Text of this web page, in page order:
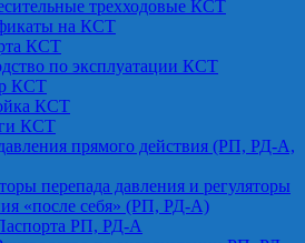
трехходовые КСТ
на КСТ
КСТ
по эксплуатации КСТ
КСТ
КСТ
КСТ
прямого действия (РП, РД-А,
перепада давления и регуляторы
«после себя» (РП, РД-А)
РП, РД-А